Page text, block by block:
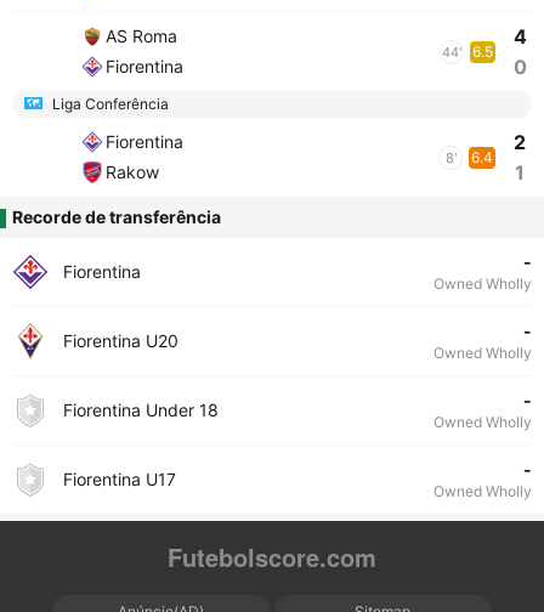
AS Roma
Fiorentina
44' 6.5
4
0
Liga Conferência
Fiorentina
Rakow
8' 6.4
2
1
Recorde de transferência
Fiorentina -
Owned Wholly
Fiorentina U20 -
Owned Wholly
Fiorentina Under 18 -
Owned Wholly
Fiorentina U17 -
Owned Wholly
Futebolscore.com